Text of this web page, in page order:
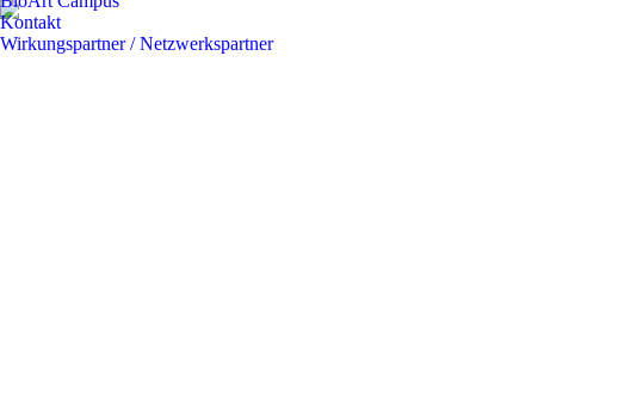
Kontakt
Wirkungspartner / Netzwerkspartner